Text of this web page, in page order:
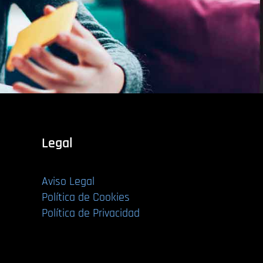
Legal
Aviso Legal
Política de Cookies
Política de Privacidad